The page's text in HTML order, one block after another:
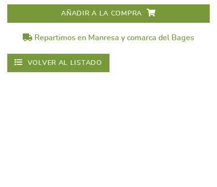
AÑADIR A LA COMPRA
Repartimos en Manresa y comarca del Bages
VOLVER AL LISTADO